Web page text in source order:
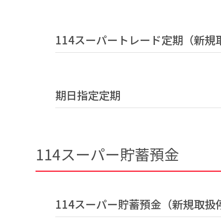
114スーパートレード定期（新規
期日指定定期
114スーパー貯蓄預金
114スーパー貯蓄預金（新規取扱